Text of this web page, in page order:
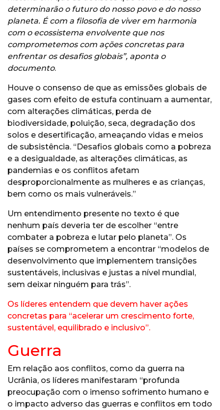
determinarão o futuro do nosso povo e do nosso
planeta. É com a filosofia de viver em harmonia
com o ecossistema envolvente que nos
comprometemos com ações concretas para
enfrentar os desafios globais”, aponta o
documento.
Houve o consenso de que as emissões globais de
gases com efeito de estufa continuam a aumentar,
com alterações climáticas, perda de
biodiversidade, poluição, seca, degradação dos
solos e desertificação, ameaçando vidas e meios
de subsistência. “Desafios globais como a pobreza
e a desigualdade, as alterações climáticas, as
pandemias e os conflitos afetam
desproporcionalmente as mulheres e as crianças,
bem como os mais vulneráveis.”
Um entendimento presente no texto é que
nenhum país deveria ter de escolher “entre
combater a pobreza e lutar pelo planeta”. Os
países se comprometem a encontrar “modelos de
desenvolvimento que implementem transições
sustentáveis, inclusivas e justas a nível mundial,
sem deixar ninguém para trás”.
Os líderes entendem que devem haver ações
concretas para “acelerar um crescimento forte,
sustentável, equilibrado e inclusivo”.
Guerra
Em relação aos conflitos, como da guerra na
Ucrânia, os líderes manifestaram “profunda
preocupação com o imenso sofrimento humano e
o impacto adverso das guerras e conflitos em todo